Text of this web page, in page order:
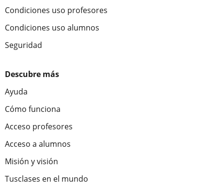
Condiciones uso profesores
Condiciones uso alumnos
Seguridad
Descubre más
Ayuda
Cómo funciona
Acceso profesores
Acceso a alumnos
Misión y visión
Tusclases en el mundo